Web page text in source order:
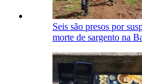
Seis são presos por
morte de sargento na